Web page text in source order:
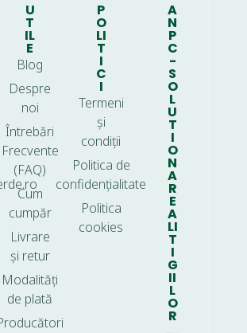
U
T
IL
E
Blog
Despre
noi
Întrebări
Frecvente
(FAQ)
Cum
cumpăr
Livrare
și retur
Modalități
de plată
P
O
LI
T
I
C
I
Termeni
și
condiții
Politica de
confidențialitate
Politica
cookies
A
N
P
C
-
S
O
L
U
T
I
O
N
A
R
E
A
LI
T
I
G
II
L
O
R